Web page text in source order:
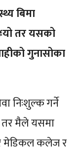
बिमा
तर यसको
गुनासोका
निःशुल्क गर्ने
तर मैले यसमा
मेडिकल कलेज र